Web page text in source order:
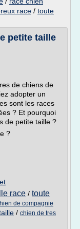
race / toute
petite taille
de chiens de
adopter un
sont les races
? Et pourquoi
de petite taille ?
?
race / toute
de compagnie
/ chien de tres